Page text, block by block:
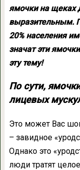
ямочки на щеках
выразительным.
20% населения
значат эти
эту тему!
По сути,
лицевых
Это может Вас
– завидное
Однако это
люди тратят